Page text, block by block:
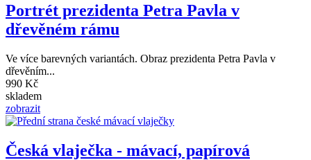
Portrét prezidenta Petra Pavla v
dřevěném rámu
Ve více barevných variantách. Obraz prezidenta Petra Pavla v
dřevěním...
990 Kč
skladem
zobrazit
Česká vlaječka - mávací, papírová